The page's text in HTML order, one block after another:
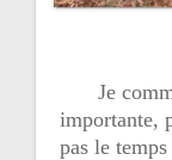
Je
importante,
pas le
n